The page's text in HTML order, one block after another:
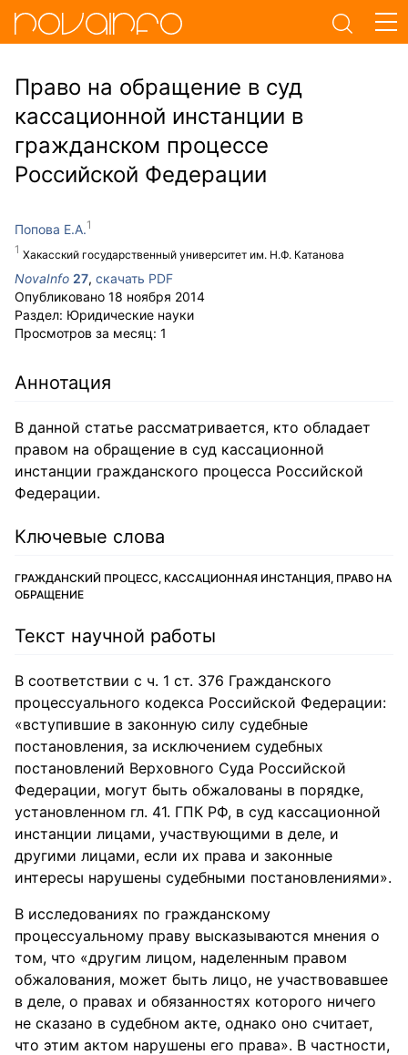
Право на обращение в суд
кассационной инстанции в
гражданском процессе
Российской Федерации
Попова Е.А.
Хакасский государственный университет им. Н.Ф. Катанова
NovaInfo 27, скачать PDF
Опубликовано 18 ноября 2014
Раздел: Юридические науки
Просмотров за месяц: 1
Аннотация
В данной статье рассматривается, кто обладает
правом на обращение в суд кассационной
инстанции гражданского процесса Российской
Федерации.
Ключевые слова
ГРАЖДАНСКИЙ ПРОЦЕСС, КАССАЦИОННАЯ ИНСТАНЦИЯ, ПРАВО НА
ОБРАЩЕНИЕ
Текст научной работы
В соответствии с ч. 1 ст. 376 Гражданского
процессуального кодекса Российской Федерации:
«вступившие в законную силу судебные
постановления, за исключением судебных
постановлений Верховного Суда Российской
Федерации, могут быть обжалованы в порядке,
установленном гл. 41. ГПК РФ, в суд кассационной
инстанции лицами, участвующими в деле, и
другими лицами, если их права и законные
интересы нарушены судебными постановлениями».
В исследованиях по гражданскому
процессуальному праву высказываются мнения о
том, что «другим лицом, наделенным правом
обжалования, может быть лицо, не участвовавшее
в деле, о правах и обязанностях которого ничего
не сказано в судебном акте, однако оно считает,
что этим актом нарушены его права». В частности,